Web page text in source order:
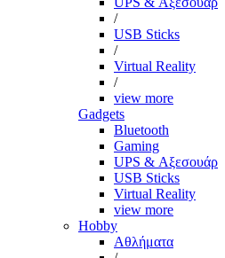
/
USB Sticks
/
Virtual Reality
/
view more
Gadgets
Bluetooth
Gaming
UPS & Αξεσουάρ
USB Sticks
Virtual Reality
view more
Hobby
Αθλήματα